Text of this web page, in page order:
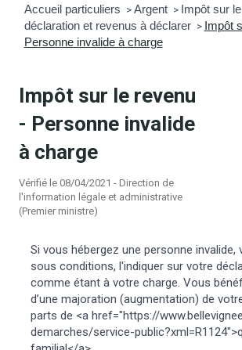
municipaux
sur la commune
d’urbanisme
Association
voirie, arrêté de circulation et
domaine public
à la commune
Accueil particuliers > Argent > Impôt sur
déclaration et revenus à déclarer > Impôt
Personne invalide à charge
Impôt sur le revenu
- Personne invalide
à charge
Vérifié le 08/04/2021 - Direction de
l'information légale et administrative
(Premier ministre)
Si vous hébergez une personne invalide,
sous conditions, l'indiquer sur votre
comme étant à votre charge. Vous
d’une majoration (augmentation) de
parts de <a href="https://
demarches/service-